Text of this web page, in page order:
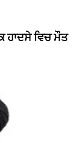
ਹਾਦਸੇ ਵਿਚ ਮੌਤ